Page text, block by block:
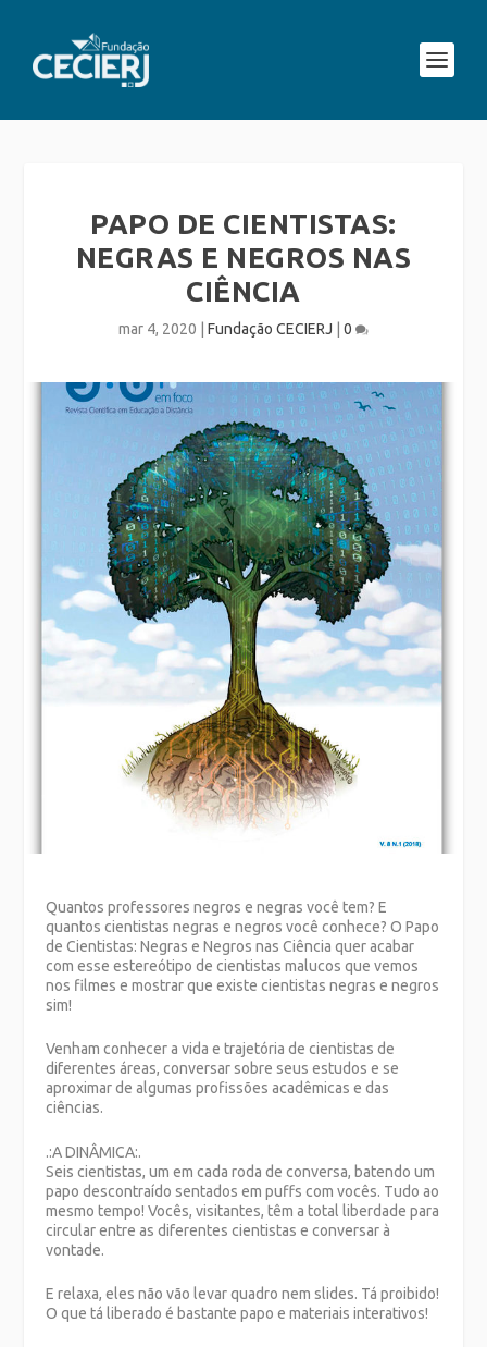
PAPO DE CIENTISTAS:
NEGRAS E NEGROS NAS
CIÊNCIA
mar 4, 2020 Fundação CECIERJ 0
Quantos professores negros e negras você tem? E
quantos cientistas negras e negros você conhece? O Papo
de Cientistas: Negras e Negros nas Ciência quer acabar
com esse estereótipo de cientistas malucos que vemos
nos filmes e mostrar que existe cientistas negras e negros
sim!
Venham conhecer a vida e trajetória de cientistas de
diferentes áreas, conversar sobre seus estudos e se
aproximar de algumas profissões acadêmicas e das
ciências.
.:A DINÂMICA:.
Seis cientistas, um em cada roda de conversa, batendo um
papo descontraído sentados em puffs com vocês. Tudo ao
mesmo tempo! Vocês, visitantes, têm a total liberdade para
circular entre as diferentes cientistas e conversar à
vontade.
E relaxa, eles não vão levar quadro nem slides. Tá proibido!
O que tá liberado é bastante papo e materiais interativos!